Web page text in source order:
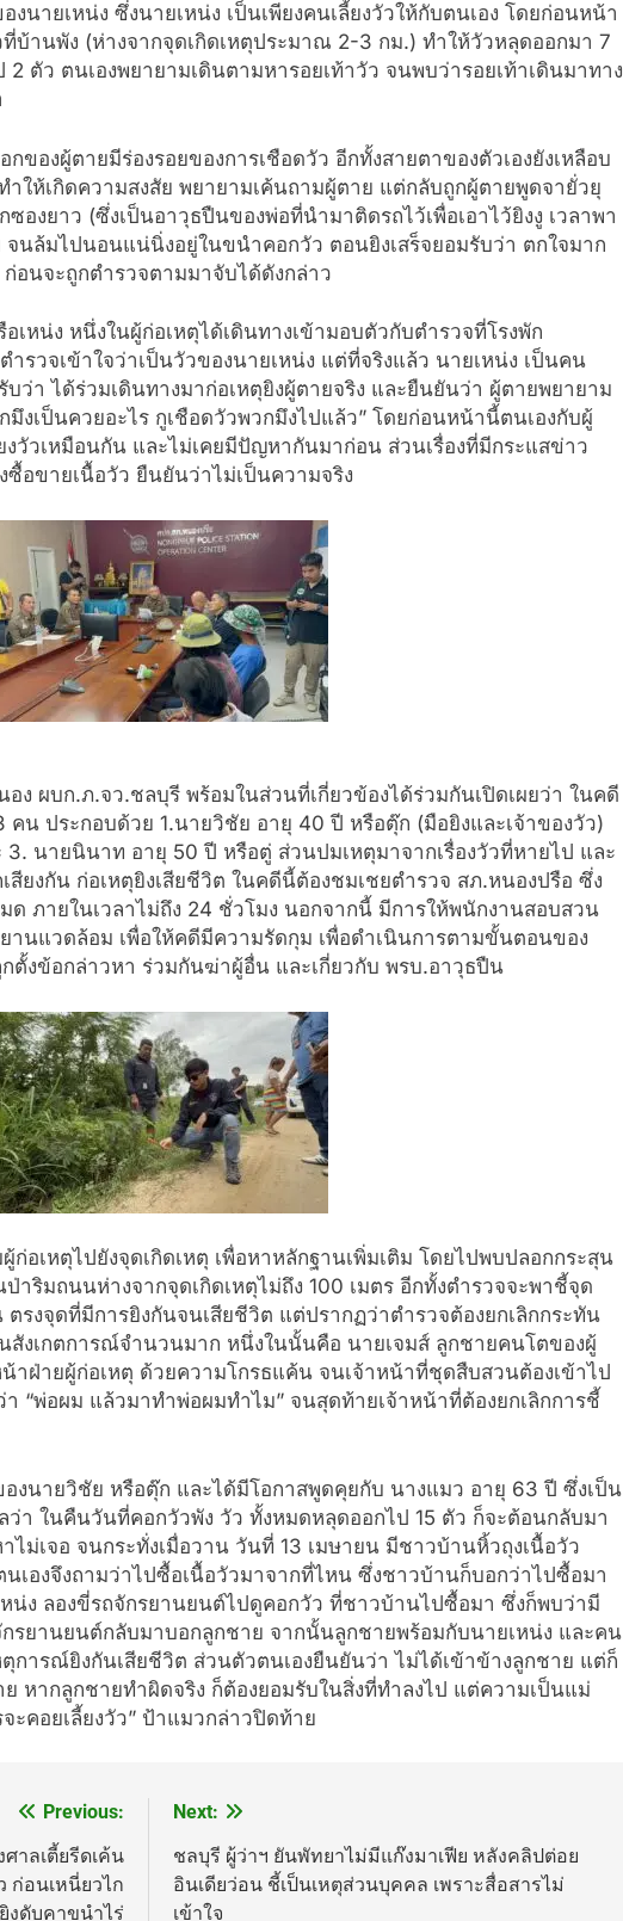
นายเหน่ง ซึ่งนายเหน่ง เป็นเพียงคนเลี้ยงวัวให้กับตนเอง โดยก่อนหน้า
บ้านพัง (ห่างจากจุดเกิดเหตุประมาณ 2-3 กม.) ทำให้วัวหลุดออกมา 7
ตัว ตนเองพยายามเดินตามหารอยเท้าวัว จนพบว่ารอยเท้าเดินมาทาง
องผู้ตายมีร่องรอยของการเชือดวัว อีกทั้งสายตาของตัวเองยังเหลือบ
ำให้เกิดความสงสัย พยายามเค้นถามผู้ตาย แต่กลับถูกผู้ตายพูดจายั่วยุ
องยาว (ซึ่งเป็นอาวุธปืนของพ่อที่นำมาติดรถไว้เพื่อเอาไว้ยิงงู เวลาพา
นล้มไปนอนแน่นิ่งอยู่ในขนำคอกวัว ตอนยิงเสร็จยอมรับว่า ตกใจมาก
นจะถูกตำรวจตามมาจับได้ดังกล่าว
หน่ง หนึ่งในผู้ก่อเหตุได้เดินทางเข้ามอบตัวกับตำรวจที่โรงพัก
รวจเข้าใจว่าเป็นวัวของนายเหน่ง แต่ที่จริงแล้ว นายเหน่ง เป็นคน
บว่า ได้ร่วมเดินทางมาก่อเหตุยิงผู้ตายจริง และยืนยันว่า ผู้ตายพยายาม
งเป็นควยอะไร กูเชือดวัวพวกมึงไปแล้ว” โดยก่อนหน้านี้ตนเองกับผู้
วัวเหมือนกัน และไม่เคยมีปัญหากันมาก่อน ส่วนเรื่องที่มีกระแสข่าว
ซื้อขายเนื้อวัว ยืนยันว่าไม่เป็นความจริง
ง ผบก.ภ.จว.ชลบุรี พร้อมในส่วนที่เกี่ยวข้องได้ร่วมกันเปิดเผยว่า ในคดี
น ประกอบด้วย 1.นายวิชัย อายุ 40 ปี หรือตุ๊ก (มือยิงและเจ้าของวัว)
นายนินาท อายุ 50 ปี หรือตู่ ส่วนปมเหตุมาจากเรื่องวัวที่หายไป และ
สียงกัน ก่อเหตุยิงเสียชีวิต ในคดีนี้ต้องชมเชยตำรวจ สภ.หนองปรือ ซึ่ง
ด ภายในเวลาไม่ถึง 24 ชั่วโมง นอกจากนี้ มีการให้พนักงานสอบสวน
านแวดล้อม เพื่อให้คดีมีความรัดกุม เพื่อดำเนินการตามขั้นตอนของ
ตั้งข้อกล่าวหา ร่วมกันฆ่าผู้อื่น และเกี่ยวกับ พรบ.อาวุธปืน
อเหตุไปยังจุดเกิดเหตุ เพื่อหาหลักฐานเพิ่มเติม โดยไปพบปลอกกระสุน
าริมถนนห่างจากจุดเกิดเหตุไม่ถึง 100 เมตร อีกทั้งตำรวจจะพาชี้จุด
รงจุดที่มีการยิงกันจนเสียชีวิต แต่ปรากฏว่าตำรวจต้องยกเลิกกระทัน
งเกตการณ์จำนวนมาก หนึ่งในนั้นคือ นายเจมส์ ลูกชายคนโตของผู้
าฝ่ายผู้ก่อเหตุ ด้วยความโกรธแค้น จนเจ้าหน้าที่ชุดสืบสวนต้องเข้าไป
“พ่อผม แล้วมาทำพ่อผมทำไม” จนสุดท้ายเจ้าหน้าที่ต้องยกเลิกการชี้
งนายวิชัย หรือตุ๊ก และได้มีโอกาสพูดคุยกับ นางแมว อายุ 63 ปี ซึ่งเป็น
า ในคืนวันที่คอกวัวพัง วัว ทั้งหมดหลุดออกไป 15 ตัว ก็จะต้อนกลับมา
ไม่เจอ จนกระทั่งเมื่อวาน วันที่ 13 เมษายน มีชาวบ้านหิ้วถุงเนื้อวัว
องจึงถามว่าไปซื้อเนื้อวัวมาจากที่ไหน ซึ่งชาวบ้านก็บอกว่าไปซื้อมา
น่ง ลองขี่รถจักรยานยนต์ไปดูคอกวัว ที่ชาวบ้านไปซื้อมา ซึ่งก็พบว่ามี
กรยานยนต์กลับมาบอกลูกชาย จากนั้นลูกชายพร้อมกับนายเหน่ง และคน
ารณ์ยิงกันเสียชีวิต ส่วนตัวตนเองยืนยันว่า ไม่ได้เข้าข้างลูกชาย แต่ก็
หากลูกชายทำผิดจริง ก็ต้องยอมรับในสิ่งที่ทำลงไป แต่ความเป็นแม่
ะคอยเลี้ยงวัว” ป้าแมวกล่าวปิดท้าย
Previous:
าลเตี้ยรีดเค้น
ก่อนเหนี่ยวไก
งดับคาขนำไร่
Next:
ชลบุรี ผู้ว่าฯ ยันพัทยาไม่มีแก๊งมาเฟีย หลังคลิปต่อย
อินเดียว่อน ชี้เป็นเหตุส่วนบุคคล เพราะสื่อสารไม่
เข้าใจ